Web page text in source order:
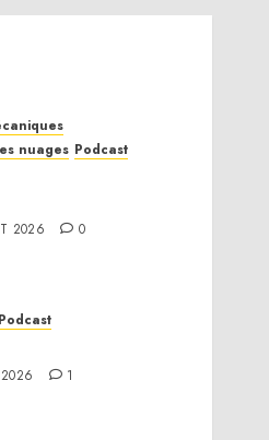
nuages Podcast
2026 0
Podcast
1